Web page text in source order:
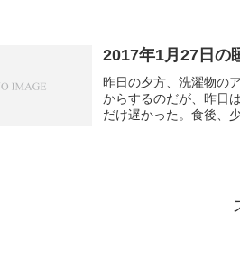
2017年1月27日の
昨日の夕方、洗濯物の
からするのだが、昨日
だけ遅かった。食後、